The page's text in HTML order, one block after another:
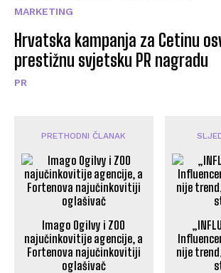
MARKETING
Hrvatska kampanja za Cetinu
prestižnu svjetsku PR nagradu
PR
PRETHODNI ČLANAK
Imago Ogilvy i ZOO
najučinkovitije agencije, a
Fortenova najučinkovitiji
oglašivač
nije